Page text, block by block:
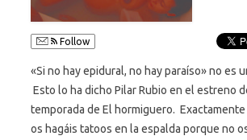
Follow
«Si no hay epidural, no hay paraíso» no es
Esto lo ha dicho Pilar Rubio en el estreno
temporada de El hormiguero.
os hagáis tatoos en la espalda porque no